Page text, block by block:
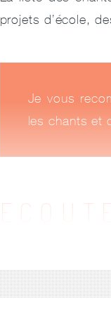
projets d’école,
Je vous
les chants et